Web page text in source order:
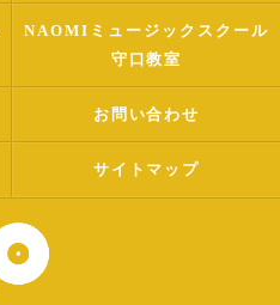
NAOMIミュージックスクール
守口教室
お問い合わせ
サイトマップ